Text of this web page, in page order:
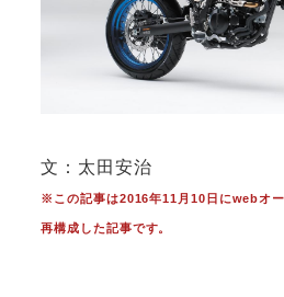
文：太田安治
※この記事は2016年11月10日にwebオ
再構成した記事です。